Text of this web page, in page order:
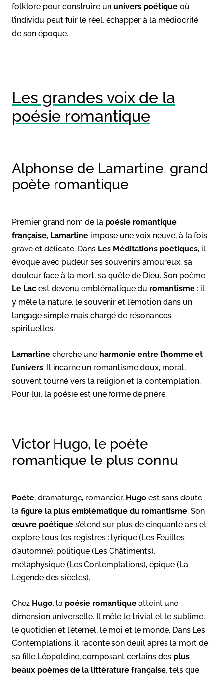
folklore pour construire un univers poétique où
l’individu peut fuir le réel, échapper à la médiocrité
de son époque.
Les grandes voix de la
poésie romantique
Alphonse de Lamartine, grand
poète romantique
Premier grand nom de la poésie romantique
française, Lamartine impose une voix neuve, à la fois
grave et délicate. Dans Les Méditations poétiques, il
évoque avec pudeur ses souvenirs amoureux, sa
douleur face à la mort, sa quête de Dieu. Son poème
Le Lac est devenu emblématique du romantisme : il
y mêle la nature, le souvenir et l’émotion dans un
langage simple mais chargé de résonances
spirituelles.
Lamartine cherche une harmonie entre l’homme et
l’univers. Il incarne un romantisme doux, moral,
souvent tourné vers la religion et la contemplation.
Pour lui, la poésie est une forme de prière.
Victor Hugo, le poète
romantique le plus connu
Poète, dramaturge, romancier, Hugo est sans doute
la figure la plus emblématique du romantisme. Son
œuvre poétique s’étend sur plus de cinquante ans et
explore tous les registres : lyrique (Les Feuilles
d’automne), politique (Les Châtiments),
métaphysique (Les Contemplations), épique (La
Légende des siècles).
Chez Hugo, la poésie romantique atteint une
dimension universelle. Il mêle le trivial et le sublime,
le quotidien et l’éternel, le moi et le monde. Dans Les
Contemplations, il raconte son deuil après la mort de
sa fille Léopoldine, composant certains des plus
beaux poèmes de la littérature française, tels que